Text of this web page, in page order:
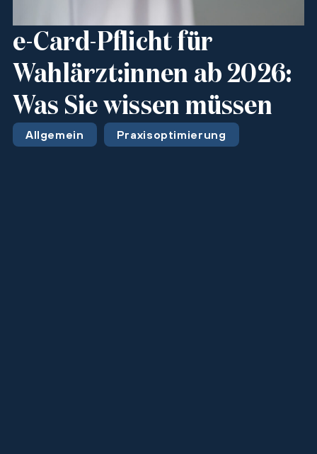
e-Card-Pflicht für
Wahlärzt:innen ab 2026:
Was Sie wissen müssen
Allgemein Praxisoptimierung